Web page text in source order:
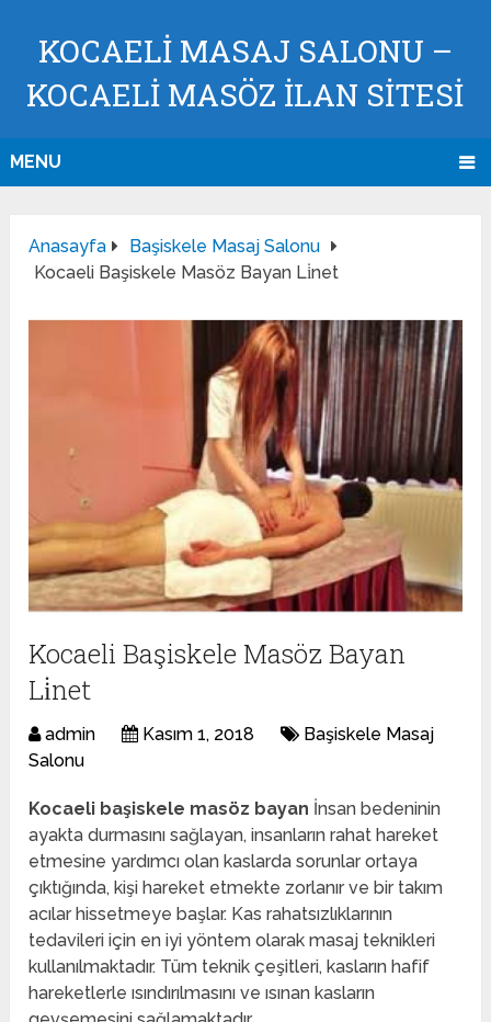
KOCAELI MASAJ SALONU –
KOCAELI MASÖZ İLAN SİTESİ
MENU
Anasayfa
Başiskele Masaj Salonu
Kocaeli Başiskele Masöz Bayan Li̇net
Kocaeli Başiskele Masöz Bayan
Li̇net
admin Kasım 1, 2018
Başiskele Masaj
Salonu
Kocaeli başiskele masöz bayan İnsan bedeninin
ayakta durmasını sağlayan, insanların rahat hareket
etmesine yardımcı olan kaslarda sorunlar ortaya
çıktığında, kişi hareket etmekte zorlanır ve bir takım
acılar hissetmeye başlar. Kas rahatsızlıklarının
tedavileri için en iyi yöntem olarak masaj teknikleri
kullanılmaktadır. Tüm teknik çeşitleri, kasların hafif
hareketlerle ısındırılmasını ve ısınan kasların